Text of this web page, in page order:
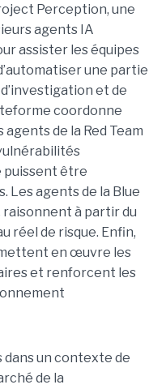
Perception, une
agents IA
assister les équipes
une partie
et de
coordonne
de la Red Team
puissent être
Les agents de la Blue
raisonnent à partir du
réel de risque. Enfin,
en œuvre les
et renforcent les
un contexte de
de la